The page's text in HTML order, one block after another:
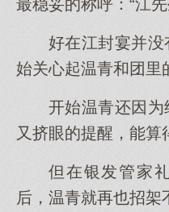
最稳妥的称呼：“江先
好在江封宴并
始关心起温青和团里
开始温青还因
又挤眼的提醒，能算
但在银发管家
后，温青就再也招架